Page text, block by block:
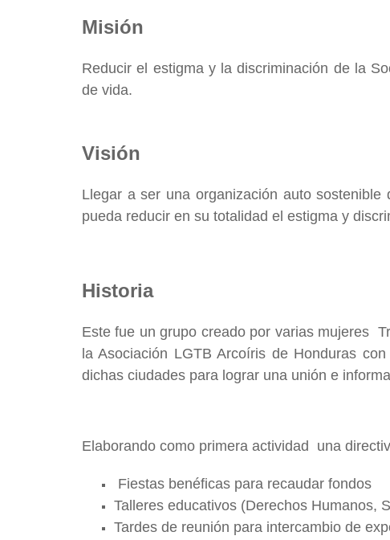
Misión
Reducir el estigma y la discriminación de la
de vida.
Visión
Llegar a ser una organización auto
pueda reducir en su totalidad el estigma y
Historia
Este fue un grupo creado por varias mujeres
la Asociación LGTB Arcoíris de Honduras
dichas ciudades para lograr una unión e
Elaborando como primera actividad una
Fiestas benéficas para recaudar fondos
Talleres educativos (Derechos Humanos,
Tardes de reunión para intercambio de